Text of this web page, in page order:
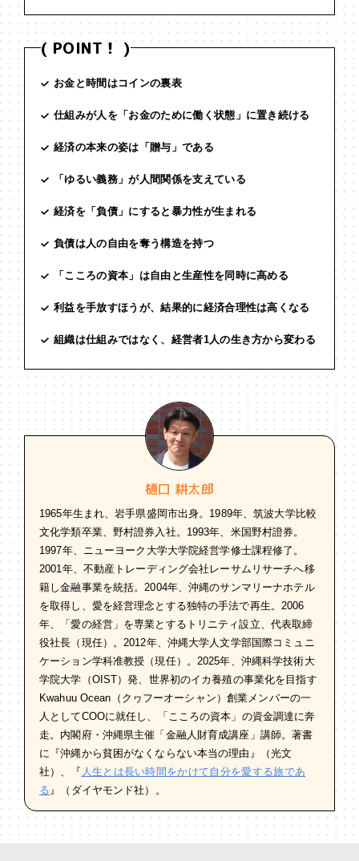
( POINT！ )
お金と時間はコインの裏表
仕組みが人を「お金のために働く状態」に置き続ける
経済の本来の姿は「贈与」である
「ゆるい義務」が人間関係を支えている
経済を「負債」にすると暴力性が生まれる
負債は人の自由を奪う構造を持つ
「こころの資本」は自由と生産性を同時に高める
利益を手放すほうが、結果的に経済合理性は高くなる
組織は仕組みではなく、経営者1人の生き方から変わる
樋口 耕太郎
1965年生まれ、岩手県盛岡市出身。1989年、筑波大学比較
文化学類卒業、野村證券入社。1993年、米国野村證券。
1997年、ニューヨーク大学大学院経営学修士課程修了。
2001年、不動産トレーディング会社レーサムリサーチへ移
籍し金融事業を統括。2004年、沖縄のサンマリーナホテル
を取得し、愛を経営理念とする独特の手法で再生。2006
年、「愛の経営」を専業とするトリニティ設立、代表取締
役社長（現任）。2012年、沖縄大学人文学部国際コミュニ
ケーション学科准教授（現任）。2025年、沖縄科学技術大
学院大学（OIST）発、世界初のイカ養殖の事業化を目指す
Kwahuu Ocean（クヮフーオーシャン）創業メンバーの一
人としてCOOに就任し、「こころの資本」の資金調達に奔
走。内閣府・沖縄県主催「金融人財育成講座」講師。著書
に『沖縄から貧困がなくならない本当の理由』（光文
社）、『 人生とは長い時間をかけて自分を愛する旅であ
る』（ダイヤモンド社）。